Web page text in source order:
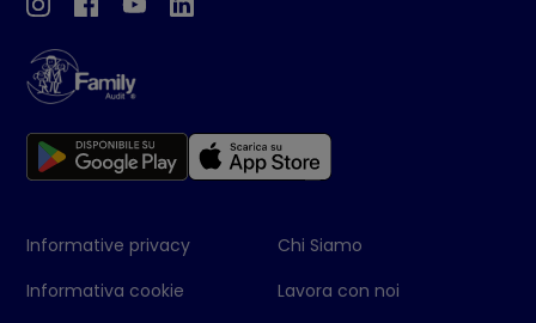
Informative privacy
Informativa cookie
Chi Siamo
Lavora con noi